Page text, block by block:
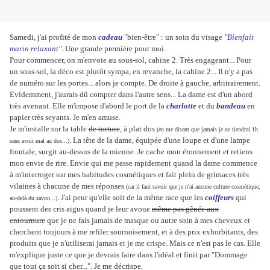
Samedi, j'ai profité de mon cadeau "bien-être" : un soin du visage "Bienfait
marin relaxant". Une grande première pour moi.
Pour commencer, on m'envoie au sous-sol, cabine 2. Très engageant... Pour
un sous-sol, la déco est plutôt sympa, en revanche, la cabine 2... Il n'y a pas
de numéro sur les portes... alors je compte. De droite à gauche, arbitrairement.
Evidemment, j'aurais dû compter dans l'autre sens... La dame est d'un abord
très avenant. Elle m'impose d'abord le port de la charlotte et du bandeau en
papier très seyants. Je m'en amuse.
Je m'installe sur la table de torture, à plat dos (en me disant que jamais je ne tiendrai 1h
sans avoir mal au dos...). La tête de la dame, équipée d'une loupe et d'une lampe
frontale, surgit au-dessus de la mienne. Je cache mon étonnement et retiens
mon envie de rire. Envie qui me passe rapidement quand la dame commence
à m'interroger sur mes habitudes cosmétiques et fait plein de grimaces très
vilaines à chacune de mes réponses (car il faut savoir que je n'ai aucune culture cosmétique,
au-delà du savon...). J'ai peur qu'elle soit de la même race que les coiffeurs qui
poussent des cris aigus quand je leur avoue même pas gênée aux
entournure que je ne fais jamais de masque ou autre soin à mes cheveux et
cherchent toujours à me refiler sournoisement, et à des prix exhorbitants, des
produits que je n'utiliserai jamais et je me crispe. Mais ce n'est pas le cas. Elle
m'explique juste ce que je devrais faire dans l'idéal et finit par "Dommage
que tout ça soit si cher...". Je me décrispe.